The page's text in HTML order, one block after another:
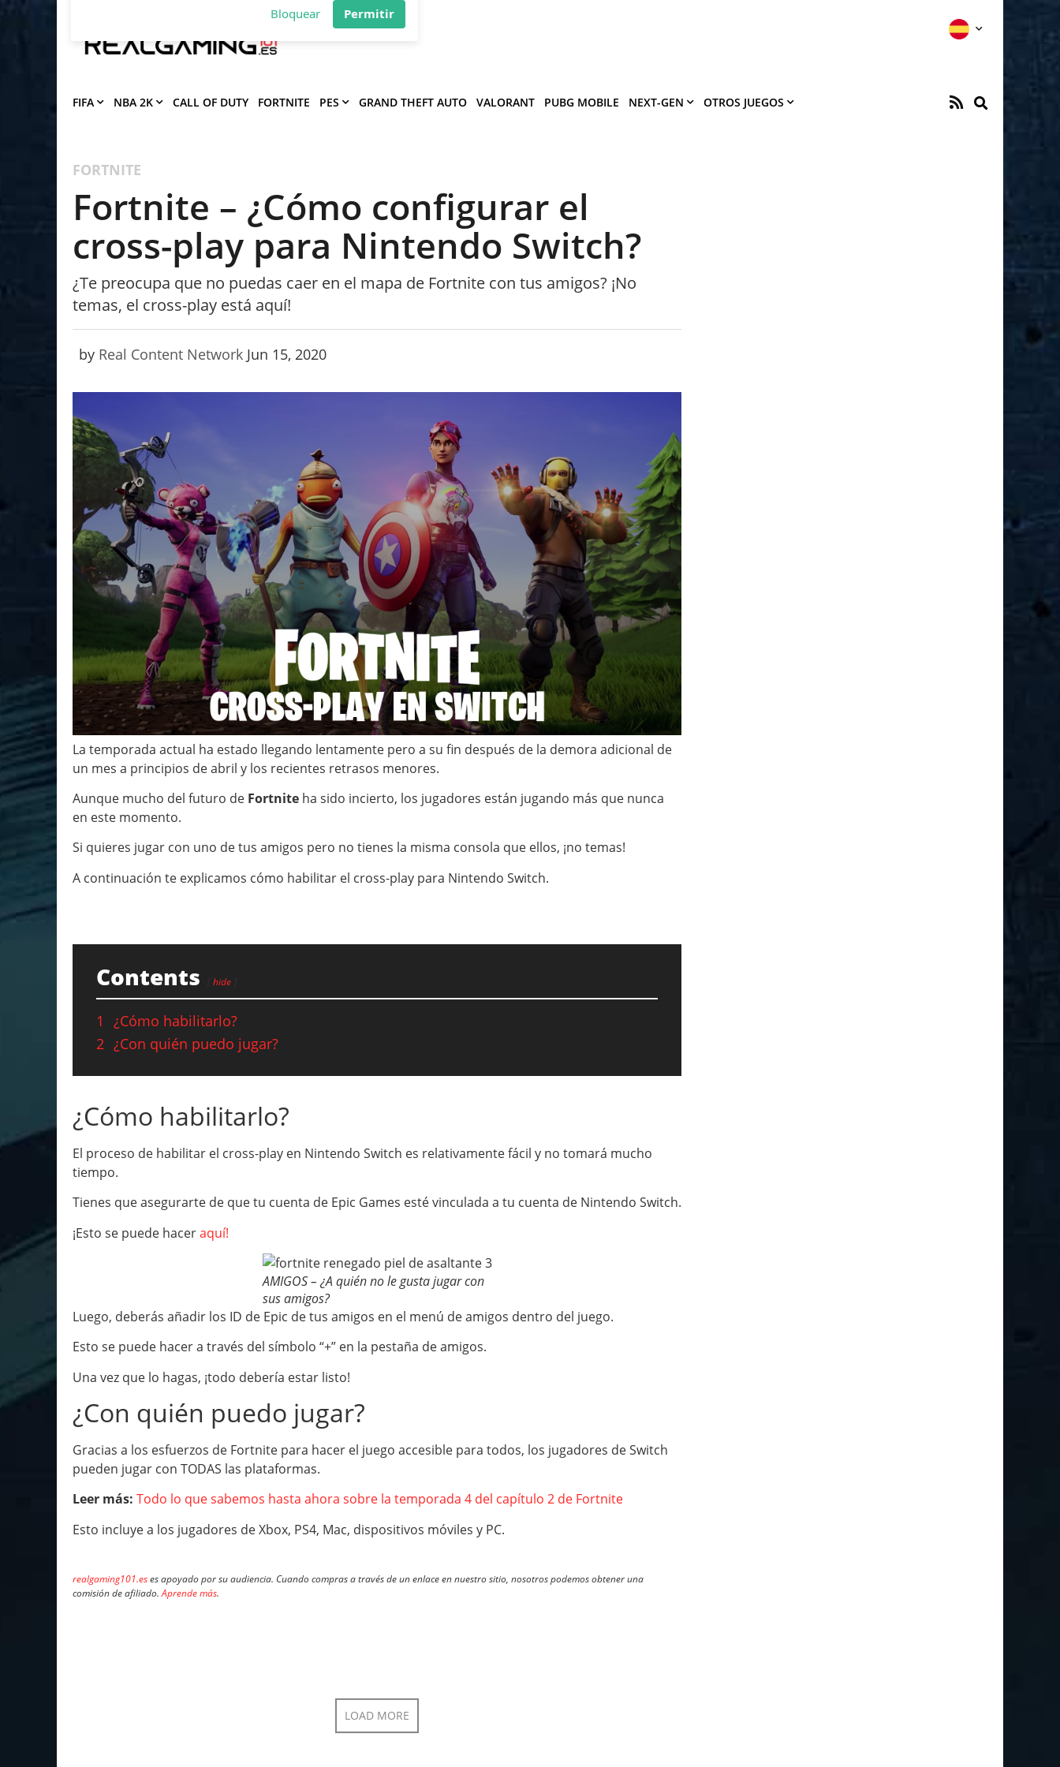
Deja que Gfinity Digital Network te envíe
notificaciones de los mejores artículos.
FIFA NBA 2K CALL OF DUTY FORTNITE PES GRAND THEFT AUTO VALORANT PUBG MOBILE NEXT-GEN OTROS JUEGOS
FORTNITE
Fortnite – ¿Cómo configurar el
cross-play para Nintendo Switch?
¿Te preocupa que no puedas caer en el mapa de Fortnite con tus amigos? ¡No
temas, el cross-play está aquí!
by Real Content Network Jun 15, 2020
La temporada actual ha estado llegando lentamente pero a su fin después de la demora adicional de
un mes a principios de abril y los recientes retrasos menores.
Aunque mucho del futuro de Fortnite ha sido incierto, los jugadores están jugando más que nunca
en este momento.
Si quieres jugar con uno de tus amigos pero no tienes la misma consola que ellos, ¡no temas!
A continuación te explicamos cómo habilitar el cross-play para Nintendo Switch.
Contents hide
1
¿Cómo habilitarlo?
2 ¿Con quién puedo jugar?
¿Cómo habilitarlo?
El proceso de habilitar el cross-play en Nintendo Switch es relativamente fácil y no tomará mucho
tiempo.
Tienes que asegurarte de que tu cuenta de Epic Games esté vinculada a tu cuenta de Nintendo Switch.
¡Esto se puede haceraquí!
AMIGOS – ¿A quién no le gusta jugar con
sus amigos?
Luego, deberás añadir los ID de Epic de tus amigos en el menú de amigos dentro del juego.
Esto se puede hacer a través del símbolo “+” en la pestaña de amigos.
Una vez que lo hagas, ¡todo debería estar listo!
¿Con quién puedo jugar?
Gracias a los esfuerzos de Fortnite para hacer el juego accesible para todos, los jugadores de Switch
pueden jugar con TODAS las plataformas.
Leer más: Todo lo que sabemos hasta ahora sobre la temporada 4 del capítulo 2 de Fortnite
Esto incluye a los jugadores de Xbox, PS4, Mac, dispositivos móviles y PC.
realgaming101.eses apoyado por su audiencia. Cuando compras a través de un enlace en nuestro sitio, nosotros podemos obtener una
comisión de afiliado.Aprende más.
LOAD MORE